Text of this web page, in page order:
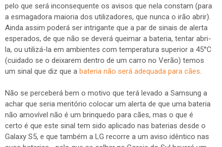
pelo que será inconsequente os avisos que nela constam (para
a esmagadora maioria dos utilizadores, que nunca o irão abrir).
Ainda assim poderá ser intrigante que a par de sinais de alerta
esperados, de que não se deverá queimar a bateria, tentar abri-
la, ou utilizá-la em ambientes com temperatura superior a 45°C
(cuidado se o deixarem dentro de um carro no Verão) temos
um sinal que diz que a bateria não será adequada para cães.
Não se perceberá bem o motivo que terá levado a Samsung a
achar que seria meritório colocar um alerta de que uma bateria
não amovível não é um brinquedo para cães, mas o que é
certo é que este sinal tem sido aplicado nas baterias desde o
Galaxy S5, e que também a LG recorre a um aviso idêntico nas